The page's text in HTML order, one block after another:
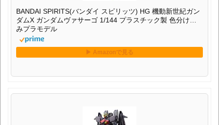
BANDAI SPIRITS(バンダイ スピリッツ) HG 機動新世紀ガン
ダムX ガンダムヴァサーゴ 1/144 プラスチック製 色分け済
みプラモデル